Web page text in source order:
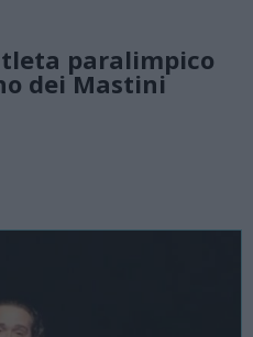
paralimpico
dei Mastini